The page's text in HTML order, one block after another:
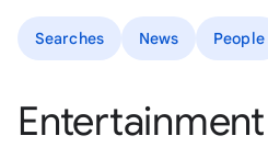
Searches News People
Entertainment